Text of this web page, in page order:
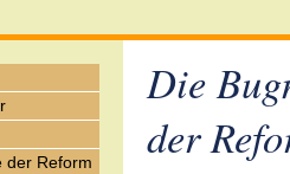
der Reform
Die
der